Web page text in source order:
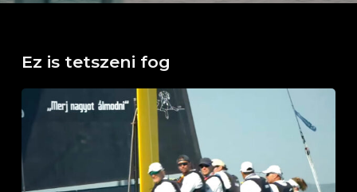
Ez is tetszeni fog
Kürt
Team
Kaáli